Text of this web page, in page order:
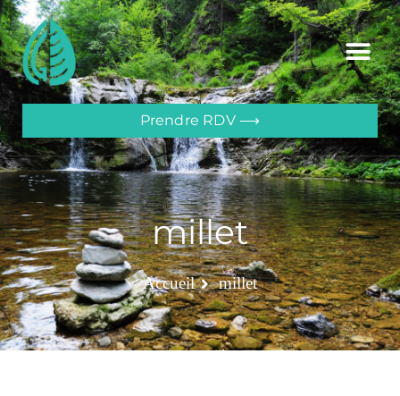
Prendre RDV ⟶
millet
Accueil millet